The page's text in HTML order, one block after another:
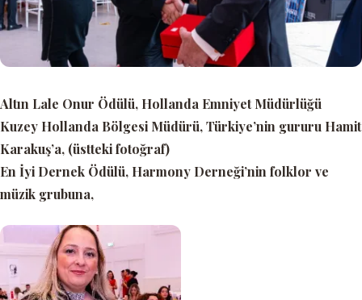
Altın Lale Onur Ödülü, Hollanda Emniyet Müdürlüğü
Kuzey Hollanda Bölgesi Müdürü, Türkiye’nin gururu Hamit
Karakuş’a, (üstteki fotoğraf)
En İyi Dernek Ödülü, Harmony Derneği’nin folklor ve
müzik grubuna,